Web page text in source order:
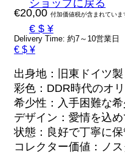
ショップに戻る
€ $ ¥
€20,00 付加価値税が含まれていま
Delivery Time: 約7～10営業日
€ $ ¥
出身地：旧東ドイツ製
彩色：DDR時代のオ
希少性：入手困難な
デザイン：愛情を込
状態：良好で丁寧に
コレクター価値：ノ